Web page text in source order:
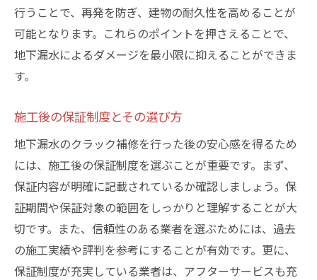
行うことで、再発を防ぎ、建物の耐久性を高めることが
可能となります。これらのポイントを押さえることで、
地下漏水によるダメージを最小限に抑えることができま
す。
施工後の保証制度とその選び方
地下漏水のクラック補修を行った後の安心感を得るため
には、施工後の保証制度を選ぶことが重要です。まず、
保証内容が明確に記載されているか確認しましょう。保
証期間や保証対象の範囲をしっかりと理解することが大
切です。また、信頼性のある業者を選ぶためには、過去
の施工実績や評判を参考にすることが有効です。更に、
保証制度が充実している業者は、アフターサービスも充